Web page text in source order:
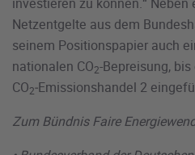
Netzentgelte aus dem
seinem Positionspapier auch
nationalen CO2-Bepreisung,
CO2‑Emissionshandel 2
Zum Bündnis Faire